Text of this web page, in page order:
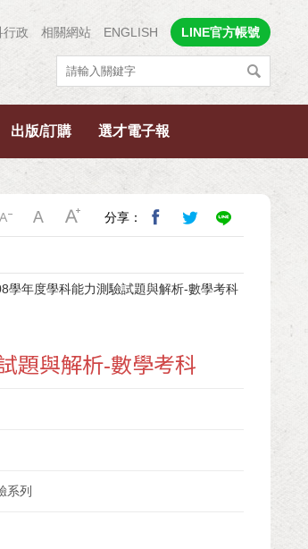
行政 相關網站 ENGLISH LINE官方帳號
出版/訂購 選才電子報
分享：
學年度學科能力測驗試題與解析-數學考科
題與解析-數學考科
系列